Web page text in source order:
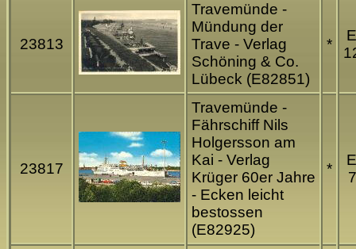
23813
Travemünde -
Mündung der
Trave - Verlag
Schöning & Co.
Lübeck (E82851)
*
23817
Travemünde -
Fährschiff Nils
Holgersson am
Kai - Verlag
Krüger 60er Jahre
- Ecken leicht
bestossen
(E82925)
*